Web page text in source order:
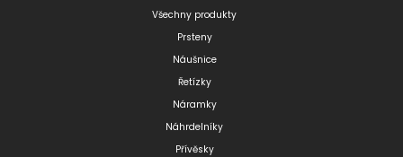
Všechny produkty
Prsteny
Náušnice
Řetízky
Náramky
Náhrdelníky
Přívěsky